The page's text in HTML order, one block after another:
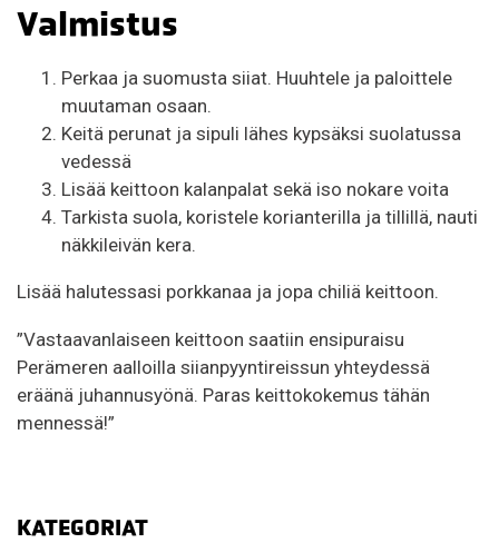
Valmistus
Perkaa ja suomusta siiat. Huuhtele ja paloittele
muutaman osaan.
Keitä perunat ja sipuli lähes kypsäksi suolatussa
vedessä
Lisää keittoon kalanpalat sekä iso nokare voita
Tarkista suola, koristele korianterilla ja tillillä, nauti
näkkileivän kera.
Lisää halutessasi porkkanaa ja jopa chiliä keittoon.
”Vastaavanlaiseen keittoon saatiin ensipuraisu
Perämeren aalloilla siianpyyntireissun yhteydessä
eräänä juhannusyönä. Paras keittokokemus tähän
mennessä!”
KATEGORIAT